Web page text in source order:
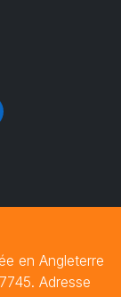
en Angleterre
Adresse